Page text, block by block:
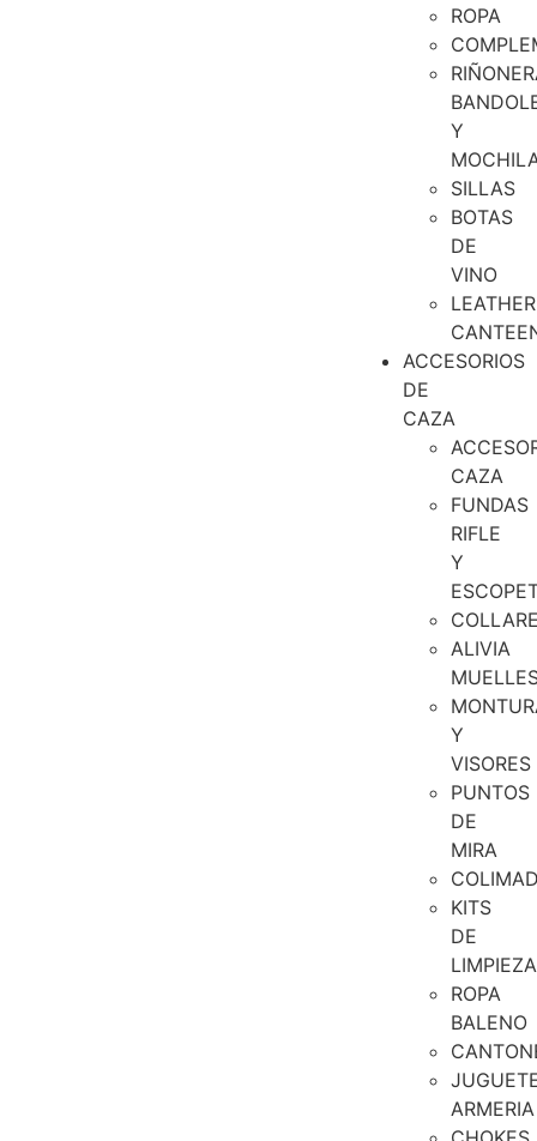
ROPA
Y
SILLAS
BOTAS
DE
VINO
LEATHER
ACCESORIOS
DE
CAZA
CAZA
FUNDAS
RIFLE
Y
ALIVIA
Y
VISORES
PUNTOS
DE
MIRA
KITS
DE
LIMPIEZA
ROPA
BALENO
ARMERIA